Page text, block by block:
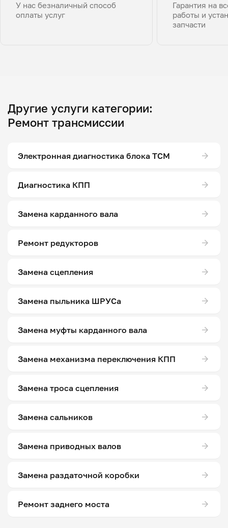
У нас безналичный способ
оплаты услуг
Гарантия на
работы и
запчасти
Другие услуги категории:
Ремонт трансмиссии
Электронная диагностика блока ТСМ
Диагностика КПП
Замена карданного вала
Ремонт редукторов
Замена сцепления
Замена пыльника ШРУСа
Замена муфты карданного вала
Замена механизма переключения КПП
Замена троса сцепления
Замена сальников
Замена приводных валов
Замена раздаточной коробки
Ремонт заднего моста